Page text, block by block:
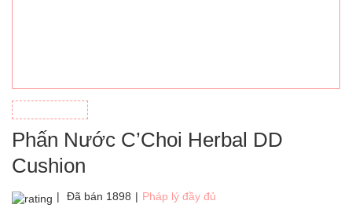
Phấn Nước C’Choi Herbal DD
Cushion
| Đã bán 1898 | Pháp lý đầy đủ